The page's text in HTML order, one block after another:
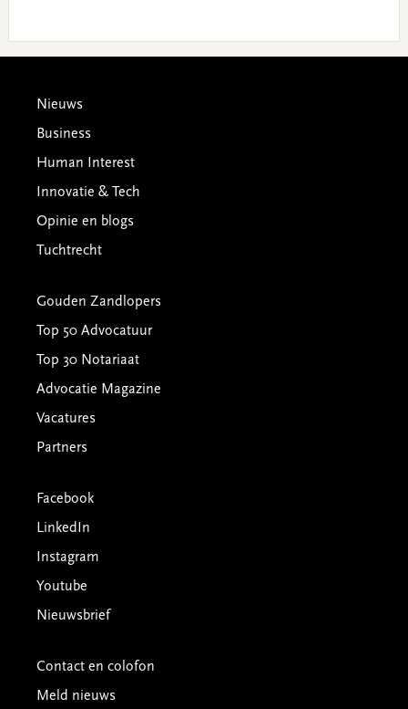
Footer
Nieuws
Business
Human Interest
Innovatie & Tech
Opinie en blogs
Tuchtrecht
Gouden Zandlopers
Top 50 Advocatuur
Top 30 Notariaat
Advocatie Magazine
Vacatures
Partners
Facebook
LinkedIn
Instagram
Youtube
Nieuwsbrief
Contact en colofon
Meld nieuws